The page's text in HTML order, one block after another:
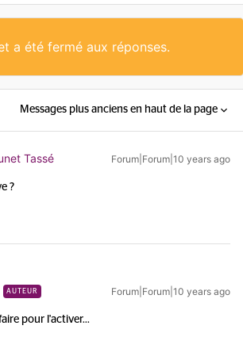
a été fermé aux réponses.
Messages plus anciens en haut de la page
Tassé Forum|Forum|10 years ago
?
AUTEUR Forum|Forum|10 years ago
pour l'activer...